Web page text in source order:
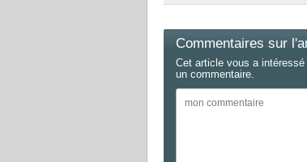
Commentaires sur
Cet article vous a
un commentaire.